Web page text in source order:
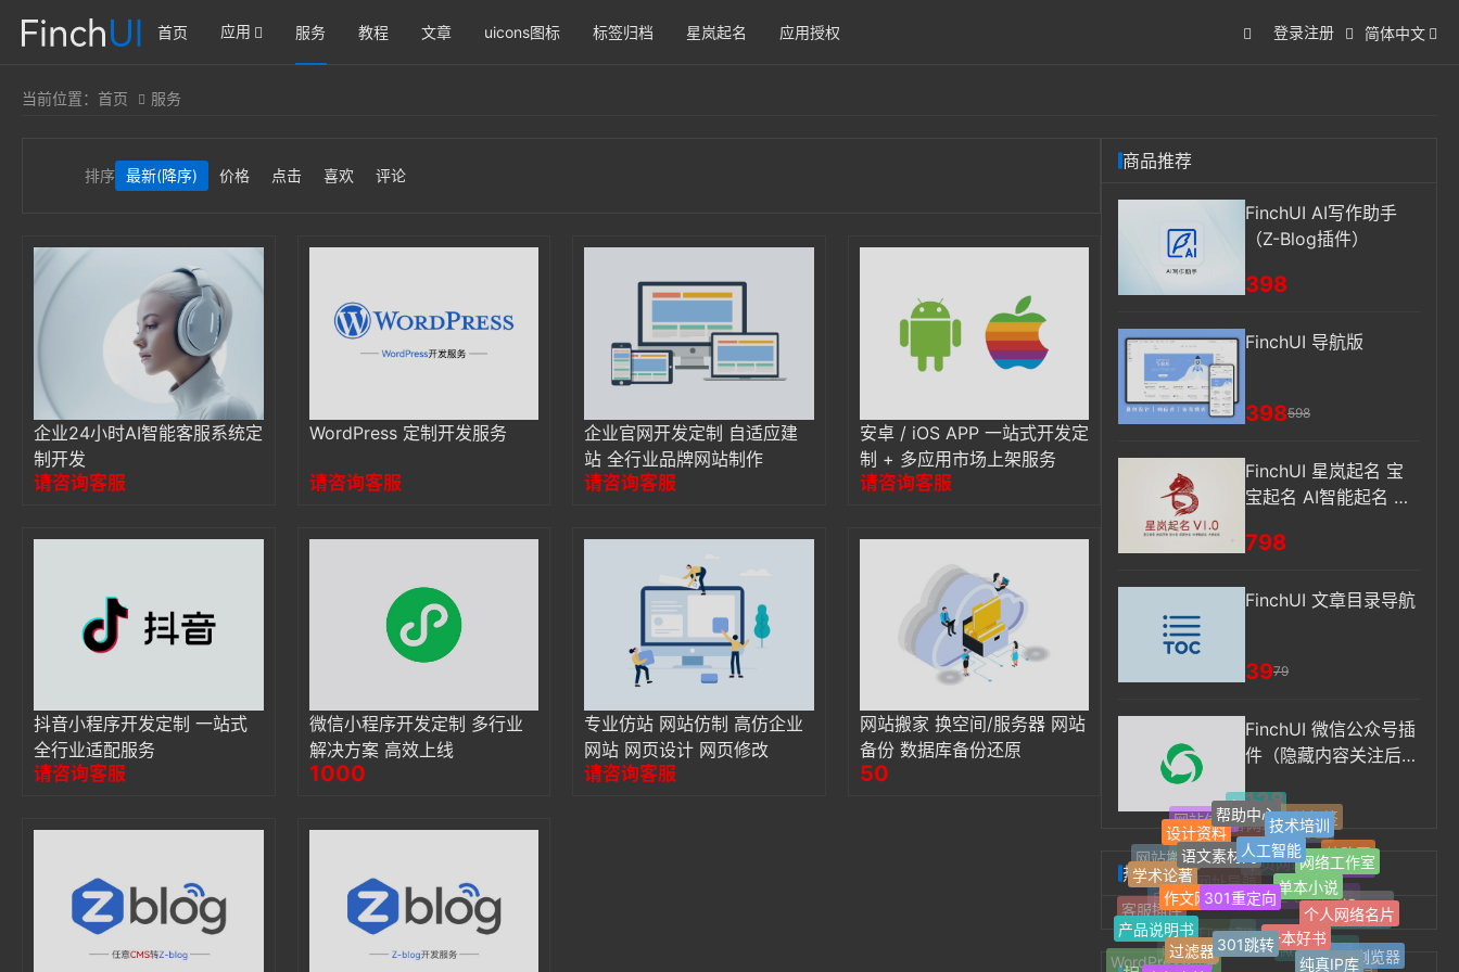
首页 应用 服务 教程 文章 uicons图标 标签归档 星岚起名 应用授权 登录注册 简体中文
当前位置： 首页 服务
排序 最新(降序) 价格 点击 喜欢 评论
企业24小时AI智能客服系统定
制开发
请咨询客服
WordPress 定制开发服务
请咨询客服
企业官网开发定制 自适应建
站 全行业品牌网站制作
请咨询客服
安卓 / iOS APP 一站式开发定
制 + 多应用市场上架服务
请咨询客服
抖音小程序开发定制 一站式
全行业适配服务
请咨询客服
微信小程序开发定制 多行业
解决方案 高效上线
1000
专业仿站 网站仿制 高仿企业
网站 网页设计 网页修改
请咨询客服
网站搬家 换空间/服务器 网站
备份 数据库备份还原
50
商品推荐
FinchUI AI写作助手
（Z-Blog插件）
398
FinchUI 导航版
398598
FinchUI 星岚起名 宝
宝起名 AI智能起名 姓
798
FinchUI 文章目录导航
3979
FinchUI 微信公众号插
件（隐藏内容关注后可
草稿箱、自动回复等功
能）
128
热门标签
Z-blogPHP
FinchUI
网址导航
单页网站
Z-Blog插件
微信公众号
响应式
自适应
Jquery
博客网站最新标签
热门标签
随机标签
WordPress插件
客服插件
网站搬家
网站信息
favicon
网站标签
缩略图
jQuery
Safari浏览器
产品说明书
学术论著
设计资料
帮助中心
技术培训
网络工作室
个人网络名片
纯真IP库
过滤器
作文网
语文素材网人工智能
单本小说
一本好书
301跳转
301重定向